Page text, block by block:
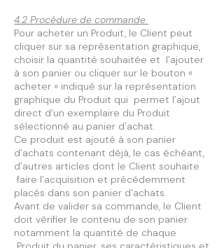
4.2 Procédure de commande
Pour acheter un Produit, le Client peut
cliquer sur sa représentation graphique,
choisir la quantité souhaitée et l’ajouter
à son panier ou cliquer sur le bouton «
acheter » indiqué sur la représentation
graphique du Produit qui permet l’ajout
direct d’un exemplaire du Produit
sélectionné au panier d’achat.
Ce produit est ajouté à son panier
d’achats contenant déjà, le cas échéant,
d’autres articles dont le Client souhaite
faire l’acquisition et précédemment
placés dans son panier d’achats.
Avant de valider sa commande, le Client
doit vérifier le contenu de son panier
notamment la quantité de chaque